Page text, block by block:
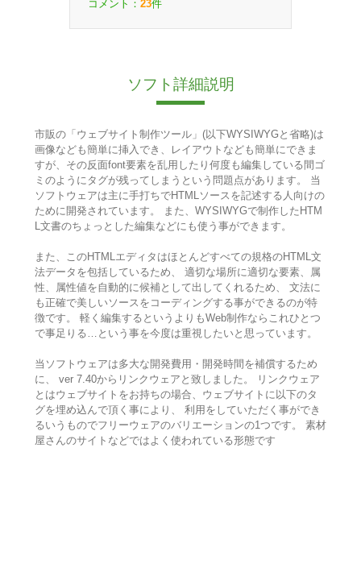
コメント： 23件
ソフト詳細説明
市販の「ウェブサイト制作ツール」(以下WYSIWYGと省略)は
画像なども簡単に挿入でき、レイアウトなども簡単にできま
すが、その反面font要素を乱用したり何度も編集している間ゴ
ミのようにタグが残ってしまうという問題点があります。 当
ソフトウェアは主に手打ちでHTMLソースを記述する人向けの
ために開発されています。 また、WYSIWYGで制作したHTM
L文書のちょっとした編集などにも使う事ができます。
また、このHTMLエディタはほとんどすべての規格のHTML文
法データを包括しているため、 適切な場所に適切な要素、属
性、属性値を自動的に候補として出してくれるため、 文法に
も正確で美しいソースをコーディングする事ができるのが特
徴です。 軽く編集するというよりもWeb制作ならこれひとつ
で事足りる…という事を今度は重視したいと思っています。
当ソフトウェアは多大な開発費用・開発時間を補償するため
に、 ver 7.40からリンクウェアと致しました。 リンクウェア
とはウェブサイトをお持ちの場合、ウェブサイトに以下のタ
グを埋め込んで頂く事により、 利用をしていただく事ができ
るいうものでフリーウェアのバリエーションの1つです。 素材
屋さんのサイトなどではよく使われている形態です